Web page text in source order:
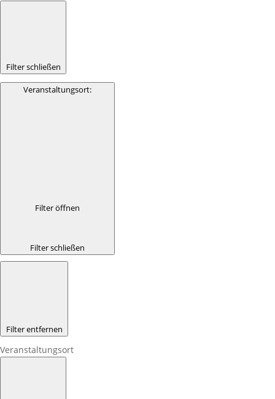
Filter schließen
Veranstaltungsort:
Filter öffnen
Filter schließen
Filter entfernen
Veranstaltungsort